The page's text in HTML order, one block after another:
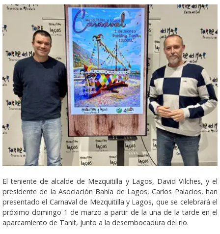
El teniente de alcalde de Mezquitilla y Lagos, David Vilches, y el
presidente de la Asociación Bahía de Lagos, Carlos Palacios, han
presentado el Carnaval de Mezquitilla y Lagos, que se celebrará el
próximo domingo 1 de marzo a partir de la una de la tarde en el
aparcamiento de Tanit, junto a la desembocadura del río.